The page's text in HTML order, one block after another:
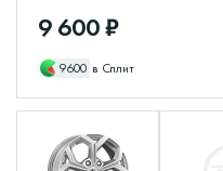
9 600 ₽
9600 в Сплит